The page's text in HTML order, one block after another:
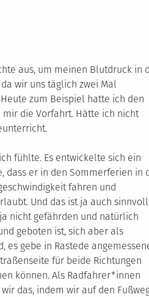
aus, um meinen Blutdruck in
wir uns täglich zwei Mal
zum Beispiel hatte ich den
mir die Vorfahrt. Hätte ich nicht
fühlte. Es entwickelte sich ein
dass er in den Sommerferien in
fahren und
Und das ist ja auch
nicht gefährden und natürlich
geboten ist, sich aber als
gebe in Rastede
für beide Richtungen
können. Als Radfahrer*innen
das, indem wir auf den